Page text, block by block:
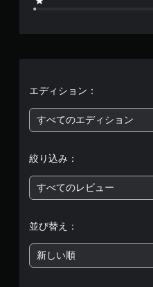
エディション：
すべてのエディション
絞り込み：
すべてのレビュー
並び替え：
新しい順